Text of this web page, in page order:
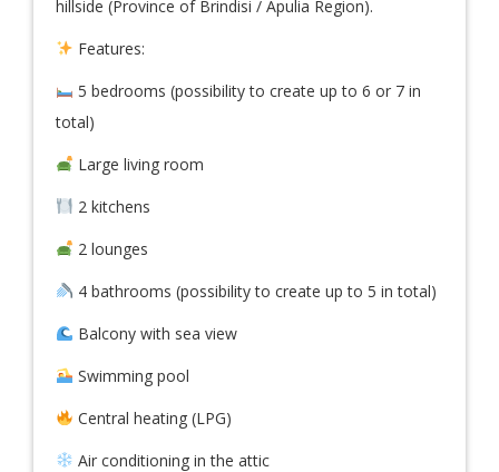
hillside (Province of Brindisi / Apulia Region).
Features:
5 bedrooms (possibility to create up to 6 or 7 in
total)
Large living room
2 kitchens
2 lounges
4 bathrooms (possibility to create up to 5 in total)
Balcony with sea view
Swimming pool
Central heating (LPG)
Air conditioning in the attic